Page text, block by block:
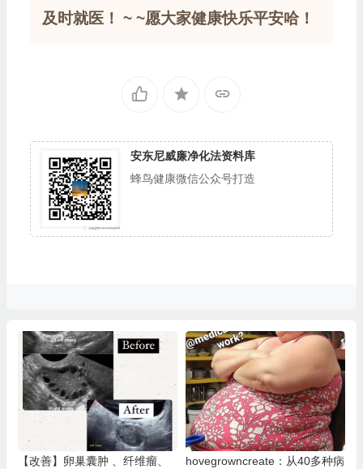
及时就医！ ~ ~愿大家健康快乐平安哈！
安东尼威廉净化法资料库
蜂鸟健康微信公众号打造
【改善】卵巢囊肿 、纤维瘤、
hovegrowncreate：从40多种病